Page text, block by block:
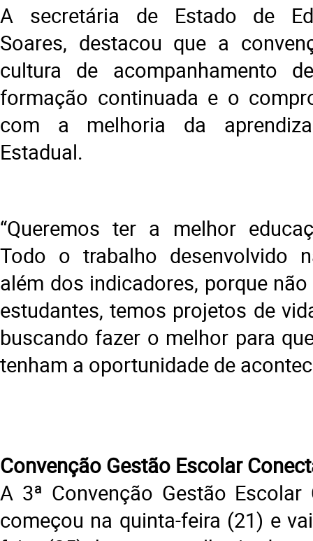
A secretária de Estado de
Soares, destacou que a
cultura de acompanhamento
formação continuada e o
com a melhoria da
Estadual.
“Queremos ter a melhor
Todo o trabalho desenvolvido
além dos indicadores, porque
estudantes, temos projetos de
buscando fazer o melhor para
tenham a oportunidade de
Convenção Gestão Escolar
A 3ª Convenção Gestão Escolar
começou na quinta-feira (21) e